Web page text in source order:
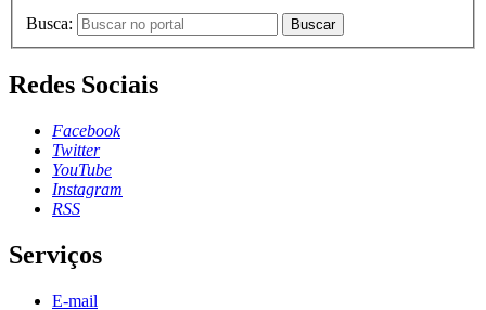
Busca: Buscar
Redes Sociais
Facebook
Twitter
YouTube
Instagram
RSS
Serviços
E-mail